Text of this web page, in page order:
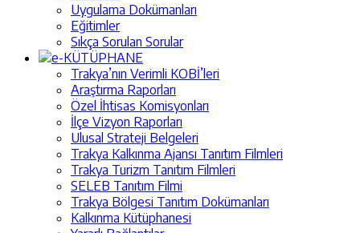
Uygulama Dokümanları
Eğitimler
Sıkça Sorulan Sorular
e-KÜTÜPHANE
Trakya’nın Verimli KOBİ’leri
Araştırma Raporları
Özel İhtisas Komisyonları
İlçe Vizyon Raporları
Ulusal Strateji Belgeleri
Trakya Kalkınma Ajansı Tanıtım Filmleri
Trakya Turizm Tanıtım Filmleri
SELEB Tanıtım Filmi
Trakya Bölgesi Tanıtım Dokümanları
Kalkınma Kütüphanesi